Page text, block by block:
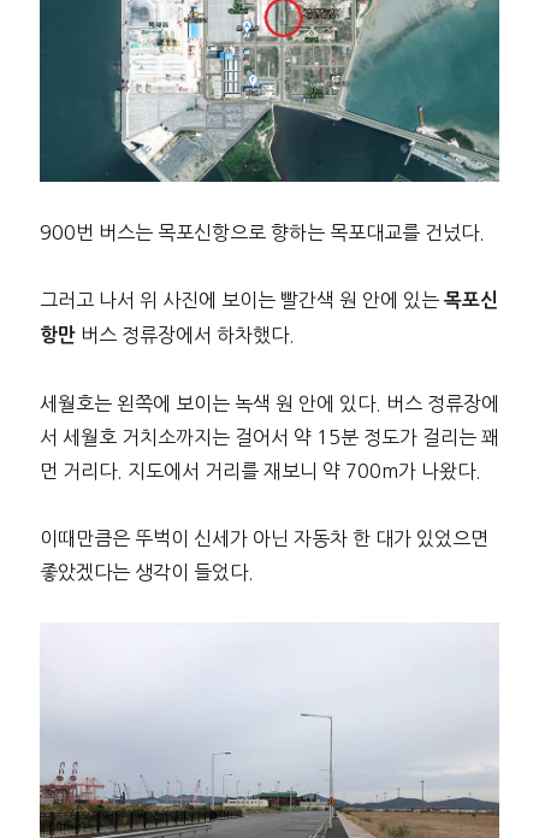
900번 버스는 목포신항으로 향하는 목포대교를 건넜다.
그러고 나서 위 사진에 보이는 빨간색 원 안에 있는 목포신
항만버스 정류장에서 하차했다.
세월호는 왼쪽에 보이는 녹색 원 안에 있다. 버스 정류장에
서 세월호 거치소까지는 걸어서 약 15분 정도가 걸리는 꽤
먼 거리다. 지도에서 거리를 재보니 약 700m가 나왔다.
이때만큼은 뚜벅이 신세가 아닌 자동차 한 대가 있었으면
좋았겠다는 생각이 들었다.